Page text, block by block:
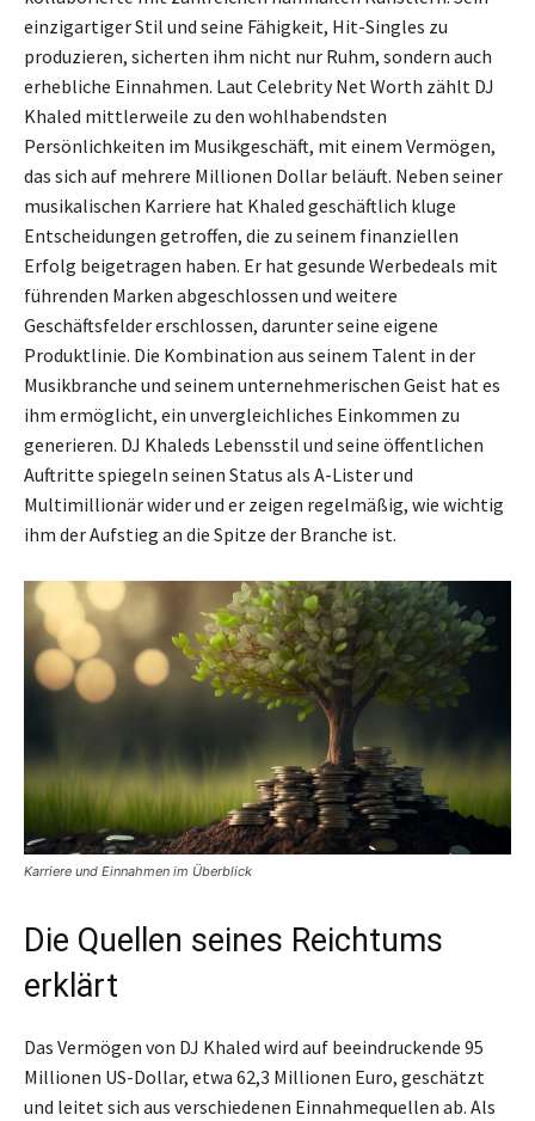
einzigartiger Stil und seine Fähigkeit, Hit-Singles zu
produzieren, sicherten ihm nicht nur Ruhm, sondern auch
erhebliche Einnahmen. Laut Celebrity Net Worth zählt DJ
Khaled mittlerweile zu den wohlhabendsten
Persönlichkeiten im Musikgeschäft, mit einem Vermögen,
das sich auf mehrere Millionen Dollar beläuft. Neben seiner
musikalischen Karriere hat Khaled geschäftlich kluge
Entscheidungen getroffen, die zu seinem finanziellen
Erfolg beigetragen haben. Er hat gesunde Werbedeals mit
führenden Marken abgeschlossen und weitere
Geschäftsfelder erschlossen, darunter seine eigene
Produktlinie. Die Kombination aus seinem Talent in der
Musikbranche und seinem unternehmerischen Geist hat es
ihm ermöglicht, ein unvergleichliches Einkommen zu
generieren. DJ Khaleds Lebensstil und seine öffentlichen
Auftritte spiegeln seinen Status als A-Lister und
Multimillionär wider und er zeigen regelmäßig, wie wichtig
ihm der Aufstieg an die Spitze der Branche ist.
Karriere und Einnahmen im Überblick
Die Quellen seines Reichtums
erklärt
Das Vermögen von DJ Khaled wird auf beeindruckende 95
Millionen US-Dollar, etwa 62,3 Millionen Euro, geschätzt
und leitet sich aus verschiedenen Einnahmequellen ab. Als